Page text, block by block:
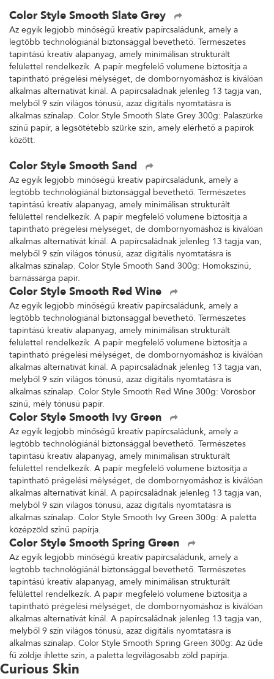
Color Style Smooth Slate Grey
Az egyik legjobb minőségű kreatív papírcsaládunk, amely a
legtöbb technológiánál biztonsággal bevethető. Természetes
tapintású kreatív alapanyag, amely minimálisan strukturált
felülettel rendelkezik. A papír megfelelő volumene biztosítja a
tapintható prégelési mélységet, de dombornyomáshoz is kiválóan
alkalmas alternatívát kínál. A papírcsaládnak jelenleg 13 tagja van,
melyből 9 szín világos tónusú, azaz digitális nyomtatásra is
alkalmas színalap. Color Style Smooth Slate Grey 300g: Palaszürke
színű papír, a legsötétebb szürke szín, amely elérhető a papírok
között.
Color Style Smooth Sand
Az egyik legjobb minőségű kreatív papírcsaládunk, amely a
legtöbb technológiánál biztonsággal bevethető. Természetes
tapintású kreatív alapanyag, amely minimálisan strukturált
felülettel rendelkezik. A papír megfelelő volumene biztosítja a
tapintható prégelési mélységet, de dombornyomáshoz is kiválóan
alkalmas alternatívát kínál. A papírcsaládnak jelenleg 13 tagja van,
melyből 9 szín világos tónusú, azaz digitális nyomtatásra is
alkalmas színalap. Color Style Smooth Sand 300g: Homokszínű,
barnássárga papír.
Color Style Smooth Red Wine
Az egyik legjobb minőségű kreatív papírcsaládunk, amely a
legtöbb technológiánál biztonsággal bevethető. Természetes
tapintású kreatív alapanyag, amely minimálisan strukturált
felülettel rendelkezik. A papír megfelelő volumene biztosítja a
tapintható prégelési mélységet, de dombornyomáshoz is kiválóan
alkalmas alternatívát kínál. A papírcsaládnak jelenleg 13 tagja van,
melyből 9 szín világos tónusú, azaz digitális nyomtatásra is
alkalmas színalap. Color Style Smooth Red Wine 300g: Vörösbor
színű, mély tónusú papír.
Color Style Smooth Ivy Green
Az egyik legjobb minőségű kreatív papírcsaládunk, amely a
legtöbb technológiánál biztonsággal bevethető. Természetes
tapintású kreatív alapanyag, amely minimálisan strukturált
felülettel rendelkezik. A papír megfelelő volumene biztosítja a
tapintható prégelési mélységet, de dombornyomáshoz is kiválóan
alkalmas alternatívát kínál. A papírcsaládnak jelenleg 13 tagja van,
melyből 9 szín világos tónusú, azaz digitális nyomtatásra is
alkalmas színalap. Color Style Smooth Ivy Green 300g: A paletta
középzöld színű papírja.
Color Style Smooth Spring Green
Az egyik legjobb minőségű kreatív papírcsaládunk, amely a
legtöbb technológiánál biztonsággal bevethető. Természetes
tapintású kreatív alapanyag, amely minimálisan strukturált
felülettel rendelkezik. A papír megfelelő volumene biztosítja a
tapintható prégelési mélységet, de dombornyomáshoz is kiválóan
alkalmas alternatívát kínál. A papírcsaládnak jelenleg 13 tagja van,
melyből 9 szín világos tónusú, azaz digitális nyomtatásra is
alkalmas színalap. Color Style Smooth Spring Green 300g: Az üde
fű zöldje ihlette szín, a paletta legvilágosabb zöld papírja.
Curious Skin